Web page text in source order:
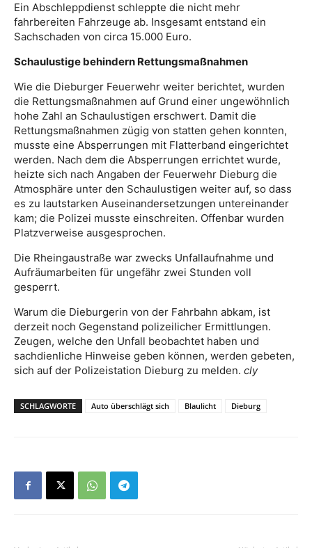
Ein Abschleppdienst schleppte die nicht mehr
fahrbereiten Fahrzeuge ab. Insgesamt entstand ein
Sachschaden von circa 15.000 Euro.
Schaulustige behindern Rettungsmaßnahmen
Wie die Dieburger Feuerwehr weiter berichtet, wurden
die Rettungsmaßnahmen auf Grund einer ungewöhnlich
hohe Zahl an Schaulustigen erschwert. Damit die
Rettungsmaßnahmen zügig von statten gehen konnten,
musste eine Absperrungen mit Flatterband eingerichtet
werden. Nach dem die Absperrungen errichtet wurde,
heizte sich nach Angaben der Feuerwehr Dieburg die
Atmosphäre unter den Schaulustigen weiter auf, so dass
es zu lautstarken Auseinandersetzungen untereinander
kam; die Polizei musste einschreiten. Offenbar wurden
Platzverweise ausgesprochen.
Die Rheingaustraße war zwecks Unfallaufnahme und
Aufräumarbeiten für ungefähr zwei Stunden voll
gesperrt.
Warum die Dieburgerin von der Fahrbahn abkam, ist
derzeit noch Gegenstand polizeilicher Ermittlungen.
Zeugen, welche den Unfall beobachtet haben und
sachdienliche Hinweise geben können, werden gebeten,
sich auf der Polizeistation Dieburg zu melden. cly
SCHLAGWORTE Auto überschlägt sich Blaulicht Dieburg